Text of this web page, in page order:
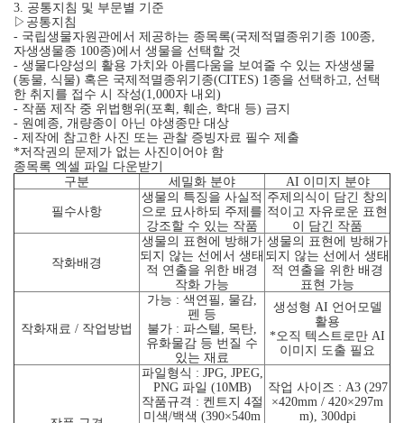
3. 공통지침 및 부문별 기준
▷공통지침
- 국립생물자원관에서 제공하는 종목록(국제적멸종위기종 100종,
자생생물종 100종)에서 생물을 선택할 것
- 생물다양성의 활용 가치와 아름다움을 보여줄 수 있는 자생생물
(동물, 식물) 혹은 국제적멸종위기종(CITES) 1종을 선택하고, 선택
한 취지를 접수 시 작성(1,000자 내외)
- 작품 제작 중 위법행위(포획, 훼손, 학대 등) 금지
- 원예종, 개량종이 아닌 야생종만 대상
- 제작에 참고한 사진 또는 관찰 증빙자료 필수 제출
*저작권의 문제가 없는 사진이어야 함
종목록 엑셀 파일 다운받기
구분
세밀화 분야 AI 이미지 분야
필수사항
생물의 특징을 사실적
으로 묘사하되 주제를
강조할 수 있는 작품
주제의식이 담긴 창의
적이고 자유로운 표현
이 담긴 작품
작화배경
생물의 표현에 방해가
되지 않는 선에서 생태
적 연출을 위한 배경
작화 가능
생물의 표현에 방해가
되지 않는 선에서 생태
적 연출을 위한 배경
표현 가능
작화재료 / 작업방법
가능 : 색연필, 물감,
펜 등
불가 : 파스텔, 목탄,
유화물감 등 번질 수
있는 재료
생성형 AI 언어모델
활용
*오직 텍스트로만 AI
이미지 도출 필요
파일형식 : JPG, JPEG,
PNG 파일 (10MB)
작품규격 : 켄트지 4절
미색/백색 (390×540m
작업 사이즈 : A3 (297
×420mm / 420×297m
m), 300dpi